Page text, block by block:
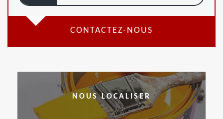
CONTACTEZ-NOUS
NOUS LOCALISER